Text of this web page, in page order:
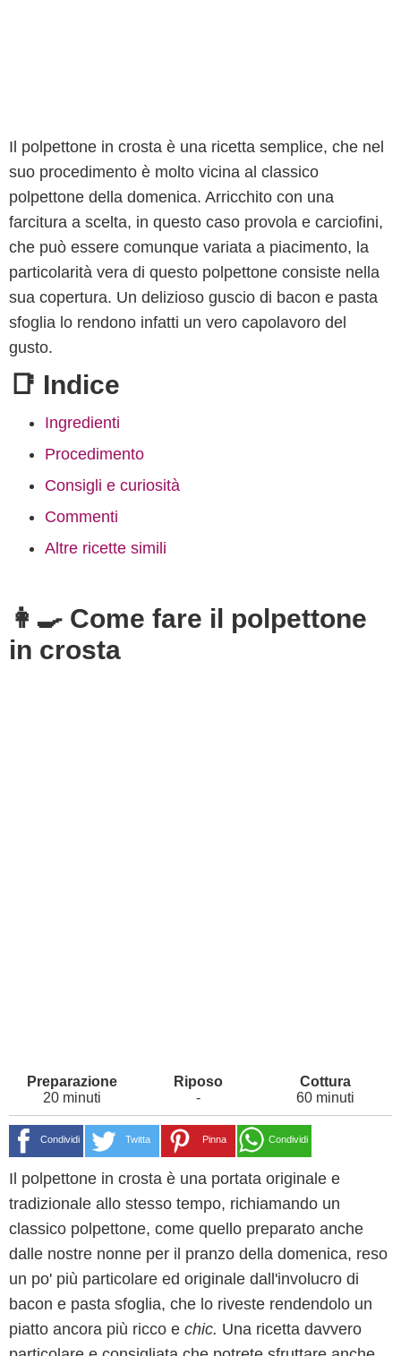
Il polpettone in crosta è una ricetta semplice, che nel
suo procedimento è molto vicina al classico
polpettone della domenica. Arricchito con una
farcitura a scelta, in questo caso provola e carciofini,
che può essere comunque variata a piacimento, la
particolarità vera di questo polpettone consiste nella
sua copertura. Un delizioso guscio di bacon e pasta
sfoglia lo rendono infatti un vero capolavoro del
gusto.
📑 Indice
Ingredienti
Procedimento
Consigli e curiosità
Commenti
Altre ricette simili
👩‍🍳 Come fare il polpettone
in crosta
20 minuti - 60 minuti
Condividi Twitta Pinna Condividi
Il polpettone in crosta è una portata originale e
tradizionale allo stesso tempo, richiamando un
classico polpettone, come quello preparato anche
dalle nostre nonne per il pranzo della domenica, reso
un po' più particolare ed originale dall'involucro di
bacon e pasta sfoglia, che lo riveste rendendolo un
piatto ancora più ricco e chic. Una ricetta davvero